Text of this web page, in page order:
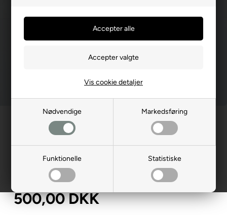
Nødvendige Markedsføring
Funktionelle Statistiske
Vis cookie detaljer
Reservedele»
Forhjulsaksel, kort m.leje V.Side,
ZC-014812
500,00DKK